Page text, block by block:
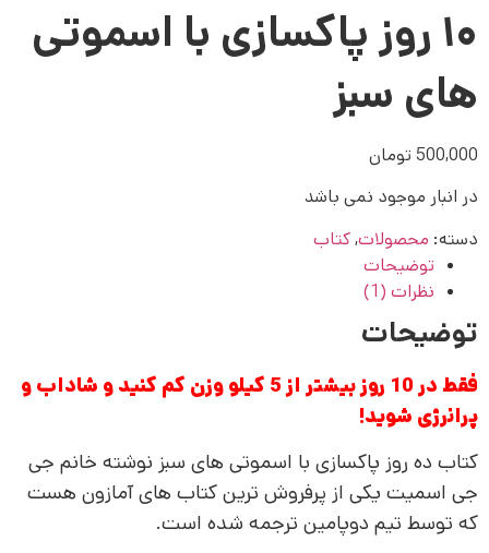
۱۰ روز پاکسازی با اسموتی
های سبز
500,000 تومان
در انبار موجود نمی باشد
دسته: محصولات,کتاب
توضیحات
نظرات (1)
توضیحات
فقط در 10 روز بیشتر از 5 کیلو وزن کم کنید و شاداب و
پرانرژی شوید!
کتاب ده روز پاکسازی با اسموتی های سبز نوشته خانم جی
جی اسمیت یکی از پرفروش ترین کتاب های آمازون هست
که توسط تیم دوپامین ترجمه شده است.